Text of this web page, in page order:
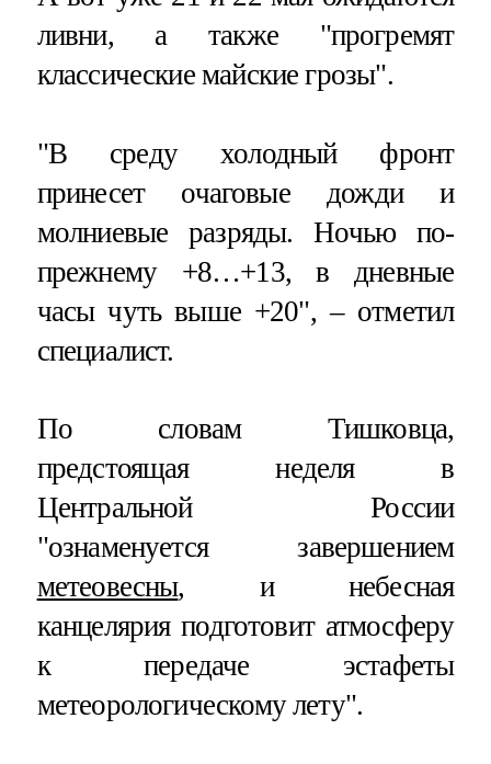
ливни, а также "прогремят
классические майские грозы".
"В среду холодный фронт
принесет очаговые дожди и
молниевые разряды. Ночью по-
прежнему +8…+13, в дневные
часы чуть выше +20", – отметил
специалист.
По словам Тишковца,
предстоящая неделя в
Центральной России
"ознаменуется завершением
метеовесны, и небесная
канцелярия подготовит атмосферу
к передаче эстафеты
метеорологическому лету".